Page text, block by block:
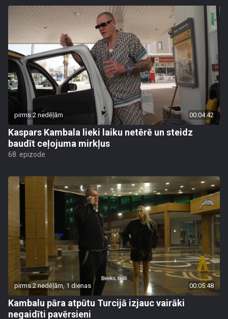
pirms 2 nedēļām 00:04:42
Kaspars Kambala lieki laiku netērē un steidz
baudīt ceļojuma mirkļus
68. epizode
pirms 2 nedēļām, 1 dienas 00:05:48
Kambalu pāra atpūtu Turcijā izjauc vairāki
negaidīti pavērsieni